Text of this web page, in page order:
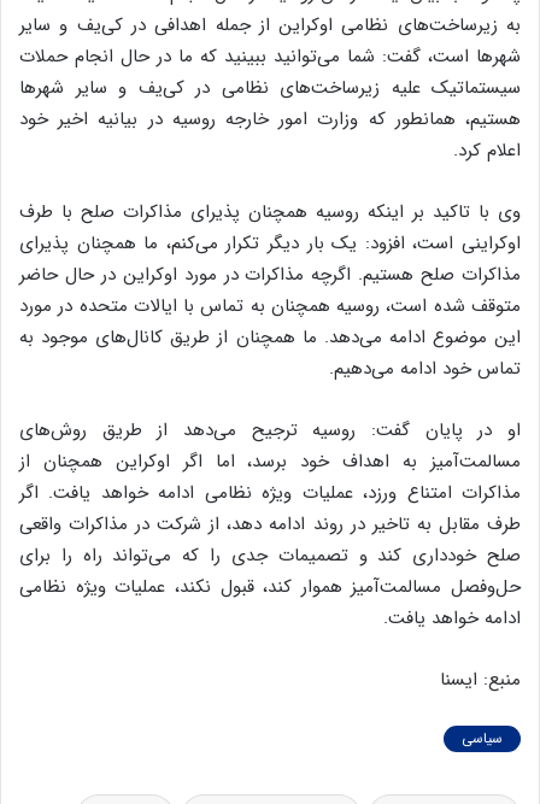
به زیرساخت‌های نظامی اوکراین از جمله اهدافی در کی‌یف و سایر
شهرها است، گفت: شما می‌توانید ببینید که ما در حال انجام حملات
سیستماتیک علیه زیرساخت‌های نظامی در کی‌یف و سایر شهرها
هستیم، همانطور که وزارت امور خارجه روسیه در بیانیه اخیر خود
اعلام کرد.
وی با تاکید بر اینکه روسیه همچنان پذیرای مذاکرات صلح با طرف
اوکراینی است، افزود: یک بار دیگر تکرار می‌کنم، ما همچنان پذیرای
مذاکرات صلح هستیم. اگرچه مذاکرات در مورد اوکراین در حال حاضر
متوقف شده است، روسیه همچنان به تماس با ایالات متحده در مورد
این موضوع ادامه می‌دهد. ما همچنان از طریق کانال‌های موجود به
تماس خود ادامه می‌دهیم.
او در پایان گفت: روسیه ترجیح می‌دهد از طریق روش‌های
مسالمت‌آمیز به اهداف خود برسد، اما اگر اوکراین همچنان از
مذاکرات امتناع ورزد، عملیات ویژه نظامی ادامه خواهد یافت. اگر
طرف مقابل به تاخیر در روند ادامه دهد، از شرکت در مذاکرات واقعی
صلح خودداری کند و تصمیمات جدی را که می‌تواند راه را برای
حل‌وفصل مسالمت‌آمیز هموار کند، قبول نکند، عملیات ویژه نظامی
ادامه خواهد یافت.
منبع: ایسنا
سیاسی